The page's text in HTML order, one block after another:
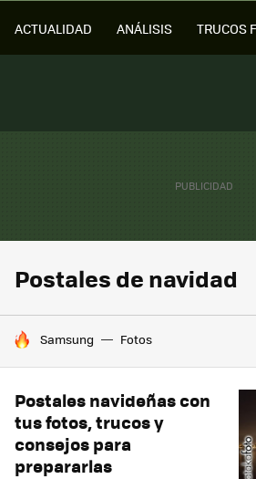
ACTUALIDAD ANÁLISIS TRUCOS
Postales de navidad
HOY SE HABLA DE
Samsung Fotos
Postales navideñas con
tus fotos, trucos y
consejos para
prepararlas